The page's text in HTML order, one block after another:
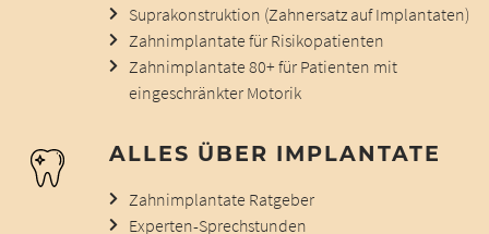
Suprakonstruktion (Zahnersatz auf Implantaten)
Zahnimplantate für Risikopatienten
Zahnimplantate 80+ für Patienten mit
eingeschränkter Motorik
ALLES ÜBER IMPLANTATE
Zahnimplantate Ratgeber
Experten-Sprechstunden